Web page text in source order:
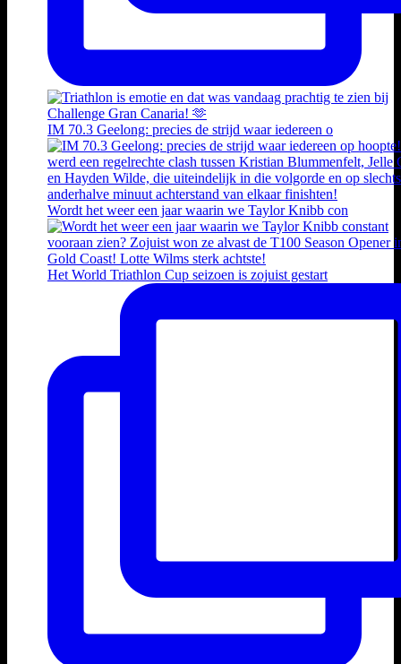
IM 70.3 Geelong: precies de strijd waar iedereen o
Wordt het weer een jaar waarin we Taylor Knibb con
Het World Triathlon Cup seizoen is zojuist gestart